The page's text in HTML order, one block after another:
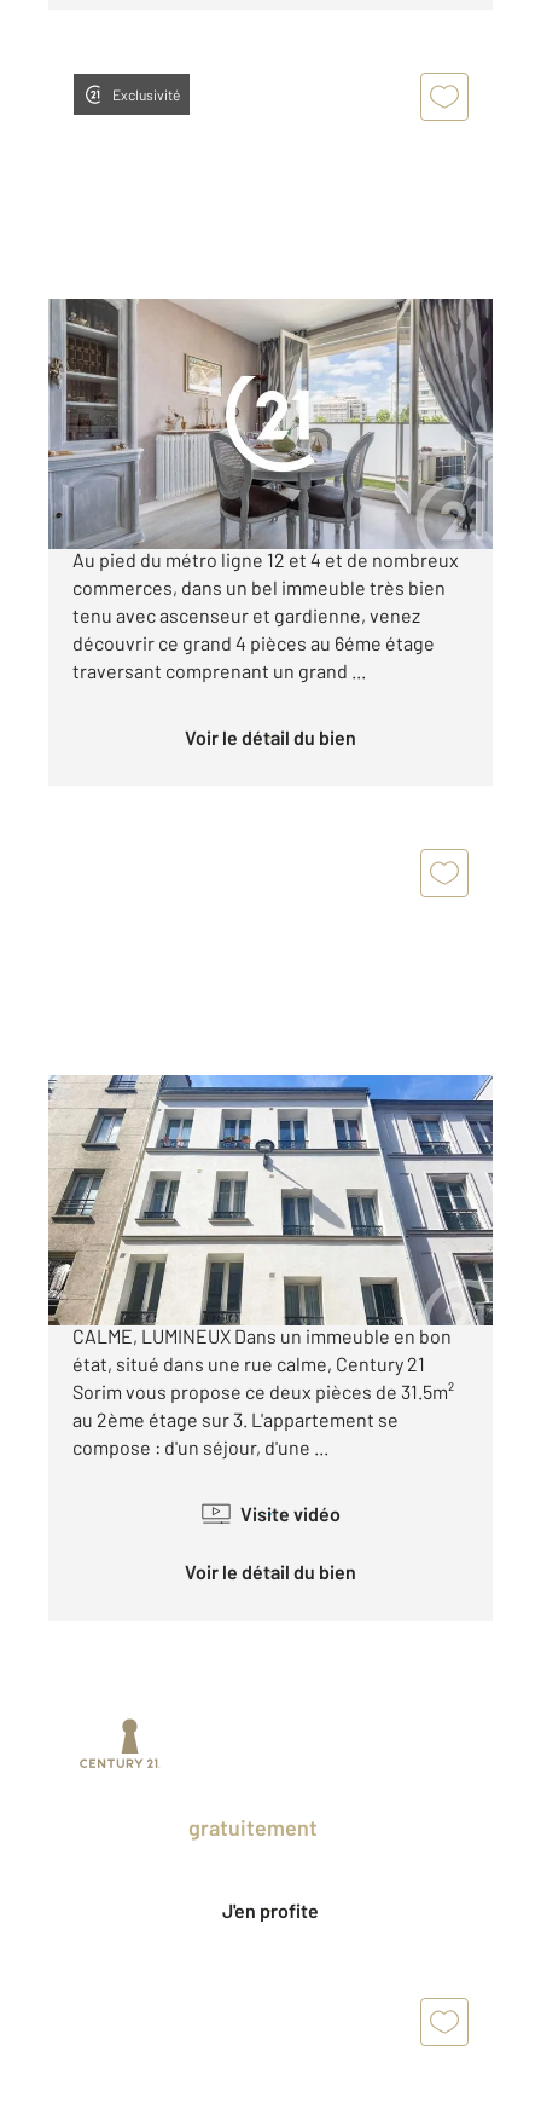
Exclusivité
PARIS 75018
80 m 2
, 4 pièces
Ref : 4353
Appartement F4 à vendre
714 000 €
MARCADET POISSONNIERS / RUE ORDENER :
Au pied du métro ligne 12 et 4 et de nombreux
commerces, dans un bel immeuble très bien
tenu avec ascenseur et gardienne, venez
découvrir ce grand 4 pièces au 6éme étage
traversant comprenant un grand ...
Voir le détail du bien
PARIS 75018
31,50 m2 , 2 pièces
Ref : 4314
Appartement F2 à vendre
276 000 €
MARCADET-POISSONNIERS TRAVERSANT,
CALME, LUMINEUX Dans un immeuble en bon
état, situé dans une rue calme, Century 21
Sorim vous propose ce deux pièces de 31.5m²
au 2ème étage sur 3. L'appartement se
compose : d'un séjour, d'une ...
Visite vidéo
Voir le détail du bien
gratuitement
J'en profite